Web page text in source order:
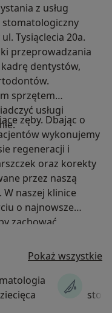
z usług
Tysiąclecia 20a.
przeprowadzania
dentystów,
sprzętem
usługi
zęby. Dbając o
wykonujemy
regeneracji i
oraz korekty
przez naszą
naszej klinice
o najnowsze
zachować,
piękno.
Pokaż wszystkie